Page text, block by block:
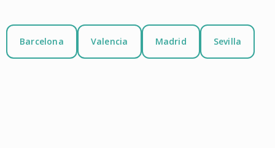
Barcelona Valencia Madrid Sevilla